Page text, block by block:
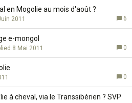
en Mogolie au mois d'août ?
6
2011
e-mongol
0
8 Mai 2011
0
à cheval, via le Transsibérien ? SVP